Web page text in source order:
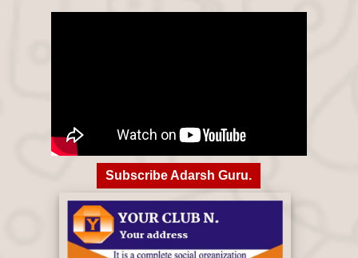
Subscribe Adarsh Guru.